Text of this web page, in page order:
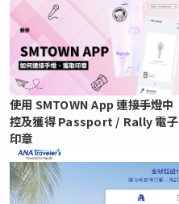
使用 SMTOWN App 連接手燈中
控及獲得 Passport / Rally 電子
印章